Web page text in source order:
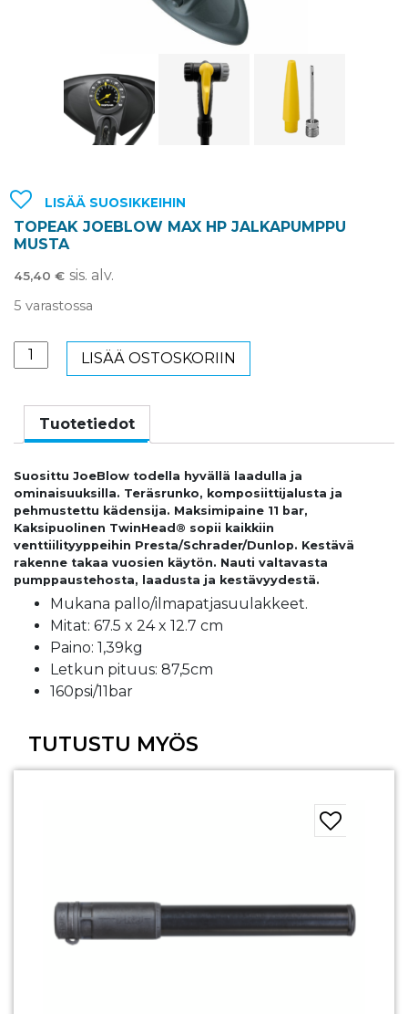
LISÄÄ SUOSIKKEIHIN
TOPEAK JOEBLOW MAX HP JALKAPUMPPU
MUSTA
45,40 € sis. alv.
5 varastossa
TOPEAK
JOEBLOW
JALKAPUMPPU
määrä
LISÄÄ OSTOSKORIIN
Tuotetiedot
Suosittu JoeBlow todella hyvällä laadulla ja
ominaisuuksilla. Teräsrunko, komposiittijalusta ja
pehmustettu kädensija. Maksimipaine 11 bar,
Kaksipuolinen TwinHead® sopii kaikkiin
venttiilityyppeihin Presta/Schrader/Dunlop. Kestävä
rakenne takaa vuosien käytön. Nauti valtavasta
pumppaustehosta, laadusta ja kestävyydestä.
Mukana pallo/ilmapatjasuulakkeet.
Mitat: 67.5 x 24 x 12.7 cm
Paino: 1,39kg
Letkun pituus: 87,5cm
160psi/11bar
TUTUSTU MYÖS